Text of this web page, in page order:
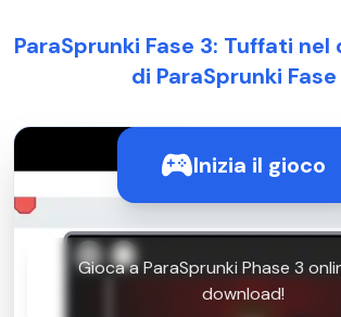
ParaSprunki Fase 3: Tuffati
di ParaSprunki Fase
Inizia il gioco
Gioca a ParaSprunki Phase 3
download!